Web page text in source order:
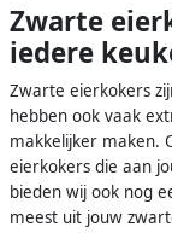
Zwarte
iedere
Zwarte eierkokers
hebben ook vaak
makkelijker maken.
eierkokers die aan
bieden wij ook nog
meest uit jouw